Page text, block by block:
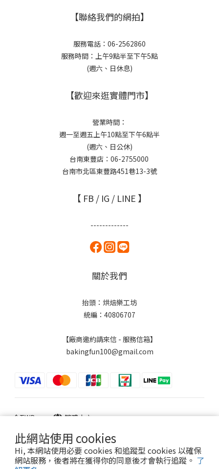
此網站使用 cookies
Hi, 本網站使用必要 cookies 和追蹤型 cookies 以確保
網站服務，後者將在獲得你的同意後才會執行追蹤。 了
【聯絡我們的網拍】
服務電話：06-2562860
服務時間：上午9點半至下午5點
(週六、日休息)
【歡迎來逛實體門市】
營業時間：
週一至週五上午10點至下午6點半
(週六、日公休)
台南東豐店：06-2755000
台南市北區東豐路451巷13-3號
【 FB / IG / LINE 】
-------------
關於我們
抬頭：烘焙樂工坊
統編：40806707
【廠商邀約請來信 - 服務信箱】
bakingfun100@gmail.com
$TWD 繁體中文